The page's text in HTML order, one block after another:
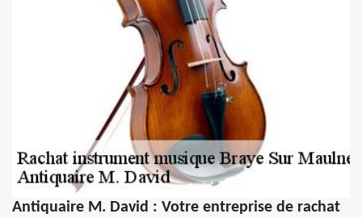
Antiquaire M. David : Votre entreprise de rachat